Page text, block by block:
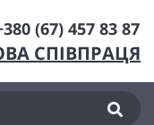
(67) 457 83 87
СПІВПРАЦЯ